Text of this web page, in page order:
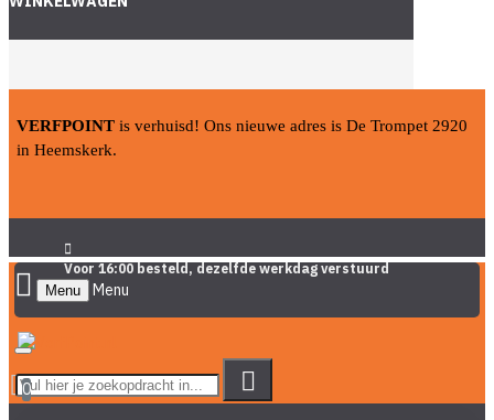
VERFPOINT is verhuisd! Ons nieuwe adres is De Trompet 2920
in Heemskerk.
Voor 16:00 besteld, dezelfde werkdag verstuurd
Menu
0